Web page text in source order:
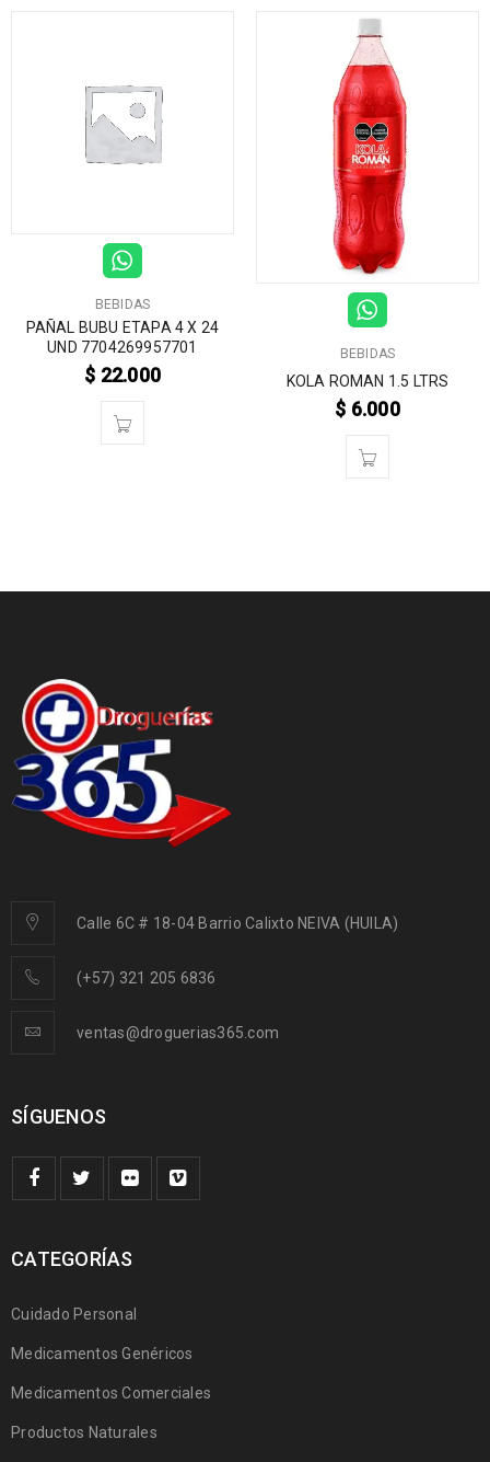
BEBIDAS
PAÑAL BUBU ETAPA 4 X 24
UND 7704269957701
$ 22.000
BEBIDAS
KOLA ROMAN 1.5 LTRS
$ 6.000
Calle 6C # 18-04 Barrio Calixto NEIVA (HUILA)
(+57) 321 205 6836
ventas@droguerias365.com
SÍGUENOS
CATEGORÍAS
Cuidado Personal
Medicamentos Genéricos
Medicamentos Comerciales
Productos Naturales